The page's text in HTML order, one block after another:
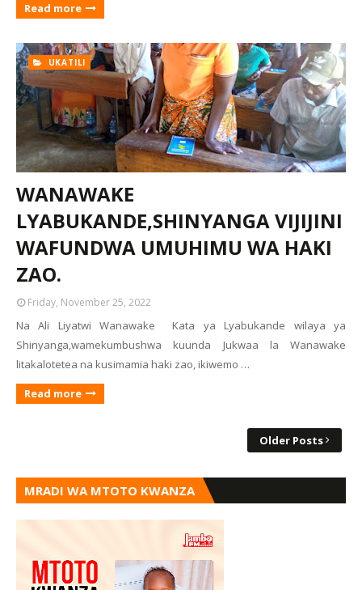
Read more
UKATILI
WANAWAKE
LYABUKANDE,SHINYANGA VIJIJINI
WAFUNDWA UMUHIMU WA HAKI
ZAO.
Friday, November 25, 2022
Na Ali Liyatwi Wanawake Kata ya Lyabukande wilaya ya
Shinyanga,wamekumbushwa kuunda Jukwaa la Wanawake
litakalotetea na kusimamia haki zao, ikiwemo …
Read more
Older Posts
MRADI WA MTOTO KWANZA